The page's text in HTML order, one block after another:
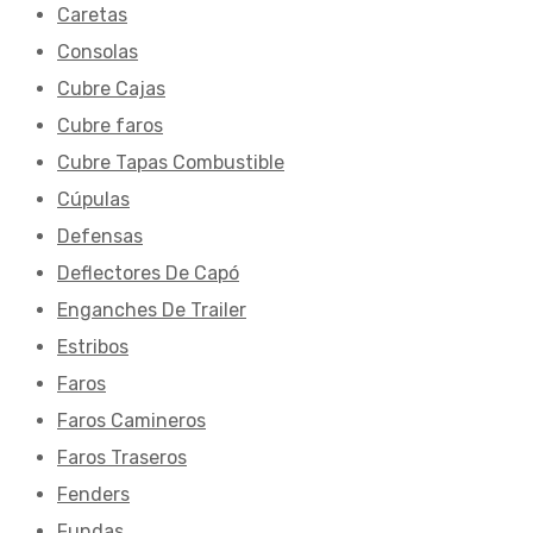
Caretas
Consolas
Cubre Cajas
Cubre faros
Cubre Tapas Combustible
Cúpulas
Defensas
Deflectores De Capó
Enganches De Trailer
Estribos
Faros
Faros Camineros
Faros Traseros
Fenders